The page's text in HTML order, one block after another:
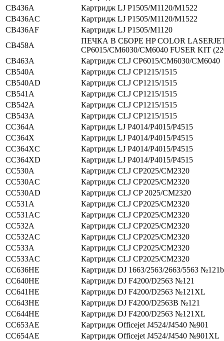
CB436A
Картридж LJ P1505/M1120/M1522
CB436AC
Картридж LJ P1505/M1120/M1522
CB436AF
Картридж LJ P1505/M1120
CB458A
ПЕЧКА В СБОРЕ HP COLOR
CP6015/CM6030/CM6040 FUSER KIT
CB463A
Картридж CLJ CP6015/CM6030/CM6040
CB540A
Картридж CLJ CP1215/1515
CB540AD
Картридж CLJ CP1215/1515
CB541A
Картридж CLJ CP1215/1515
CB542A
Картридж CLJ CP1215/1515
CB543A
Картридж CLJ CP1215/1515
CC364A
Картридж LJ P4014/P4015/P4515
CC364X
Картридж LJ P4014/P4015/P4515
CC364XC
Картридж LJ P4014/P4015/P4515
CC364XD
Картридж LJ P4014/P4015/P4515
CC530A
Картридж CLJ CP2025/CM2320
CC530AC
Картридж CLJ CP2025/CM2320
CC530AD
Картридж CLJ CP 2025/CM2320
CC531A
Картридж CLJ CP2025/CM2320
CC531AC
Картридж CLJ CP2025/CM2320
CC532A
Картридж CLJ CP2025/CM2320
CC532AC
Картридж CLJ CP2025/CM2320
CC533A
Картридж CLJ CP2025/CM2320
CC533AC
Картридж CLJ CP2025/CM2320
CC636HE
Картридж DJ 1663/2563/2663/5563 №121b
CC640HE
Картридж DJ F4200/D2563 №121
CC641HE
Картридж DJ F4200/D2563 №121XL
CC643HE
Картридж DJ F4200/D2563В №121
CC644HE
Картридж DJ F4200/D2563 №121XL
CC653AE
Картридж Officejet J4524/J4540 №901
CC654AE
Картридж Officejet J4524/J4540 №901XL